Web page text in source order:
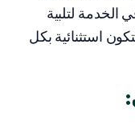
الخدمة لتلبية
استثنائية بكل